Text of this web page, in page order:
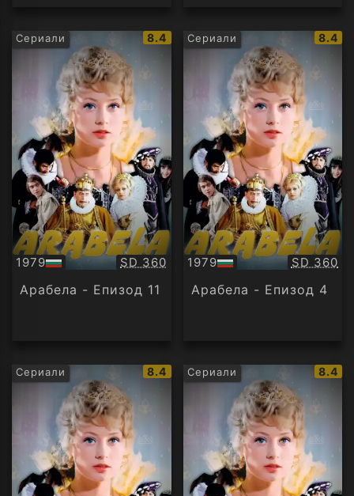
Сериали
IMDb
рейтинг:
8.4
1979
БГ
аудио
Качество:
SD 360
Арабела - Епизод 11
Сериали
IMDb
8.4
1979
БГ
аудио
SD 360
Арабела - Епизод 4
Сериали
IMDb
рейтинг:
8.4 Сериали
IMDb
8.4